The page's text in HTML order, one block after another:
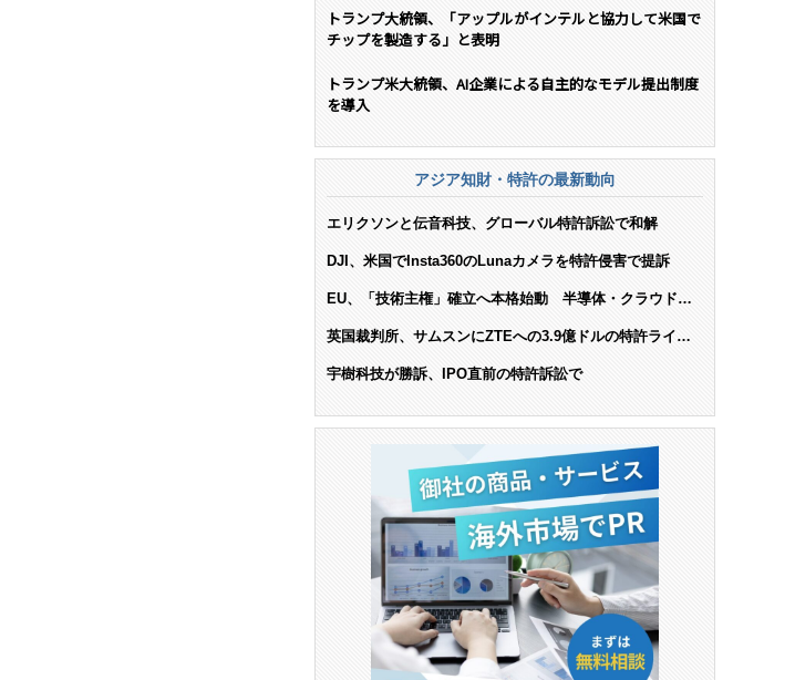
トランプ大統領、「アップルがインテルと協力して米国で
チップを製造する」と表明
トランプ米大統領、AI企業による自主的なモデル提出制度
を導入
アジア知財・特許の最新動向
エリクソンと伝音科技、グローバル特許訴訟で和解
DJI、米国でInsta360のLunaカメラを特許侵害で提訴
EU、「技術主権」確立へ本格始動 半導体・クラウド・
英国裁判所、サムスンにZTEへの3.9億ドルの特許ライセ
宇樹科技が勝訴、IPO直前の特許訴訟で